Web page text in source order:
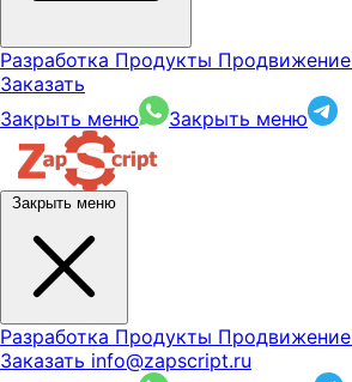
Разработка Продукты Продвижение
Заказать
Закрыть меню
Закрыть меню
Закрыть меню
Разработка Продукты Продвижение
Заказать info@zapscript.ru